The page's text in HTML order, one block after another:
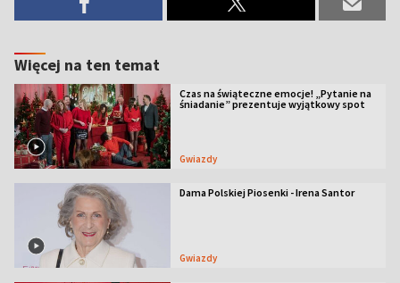
Więcej na ten temat
Czas na świąteczne emocje! „Pytanie na
śniadanie” prezentuje wyjątkowy spot
Gwiazdy
Dama Polskiej Piosenki - Irena Santor
Gwiazdy